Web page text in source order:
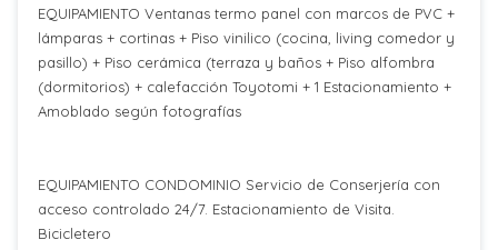
EQUIPAMIENTO Ventanas termo panel con marcos de PVC +
lámparas + cortinas + Piso vinilico (cocina, living comedor y
pasillo) + Piso cerámica (terraza y baños + Piso alfombra
(dormitorios) + calefacción Toyotomi + 1 Estacionamiento +
Amoblado según fotografías
EQUIPAMIENTO CONDOMINIO Servicio de Conserjería con
acceso controlado 24/7. Estacionamiento de Visita.
Bicicletero